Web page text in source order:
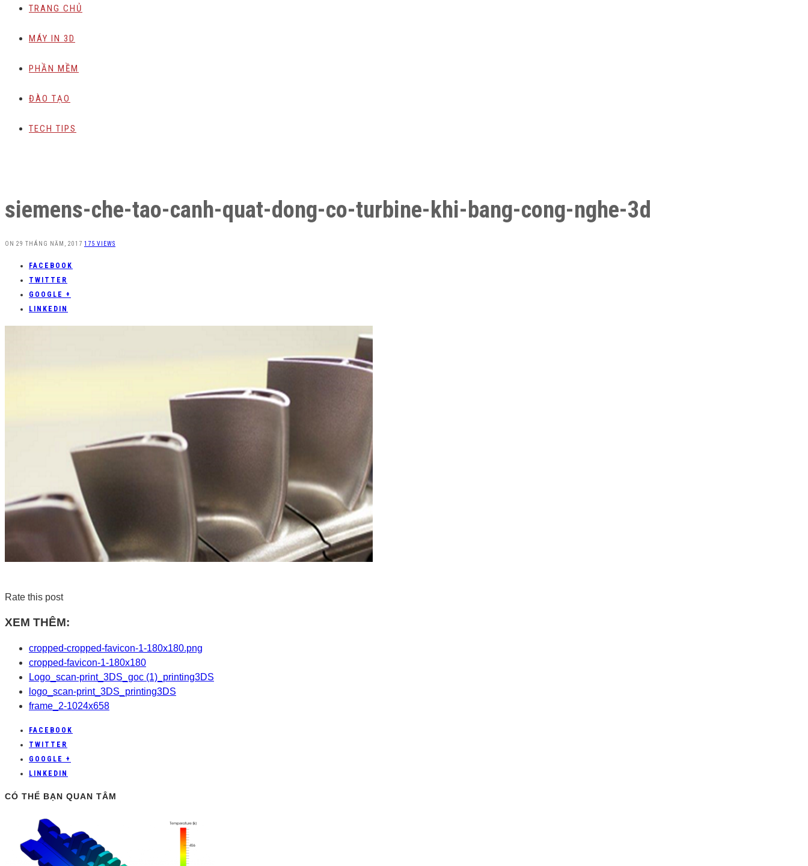
TRANG CHỦ
MÁY IN 3D
PHẦN MỀM
ĐÀO TẠO
TECH TIPS
siemens-che-tao-canh-quat-dong-co-turbine-khi-bang-cong-nghe-3d
ON 29 THÁNG NĂM, 2017 175 VIEWS
FACEBOOK
TWITTER
GOOGLE +
LINKEDIN
Rate this post
XEM THÊM:
cropped-cropped-favicon-1-180x180.png
cropped-favicon-1-180x180
Logo_scan-print_3DS_goc (1)_printing3DS
logo_scan-print_3DS_printing3DS
frame_2-1024x658
FACEBOOK
TWITTER
GOOGLE +
LINKEDIN
CÓ THỂ BẠN QUAN TÂM